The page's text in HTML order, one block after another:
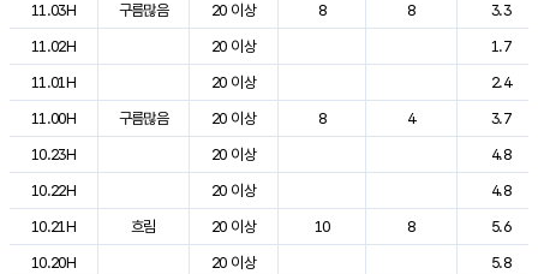
11.03H
구름많음 20 이상 8 8
3.3
11.02H
20 이상
1.7
11.01H
20 이상
2.4
11.00H
구름많음 20 이상 8 4
3.7
10.23H
20 이상
4.8
10.22H
20 이상
4.8
10.21H
흐림 20 이상 10 8
5.6
10.20H
20 이상
5.8